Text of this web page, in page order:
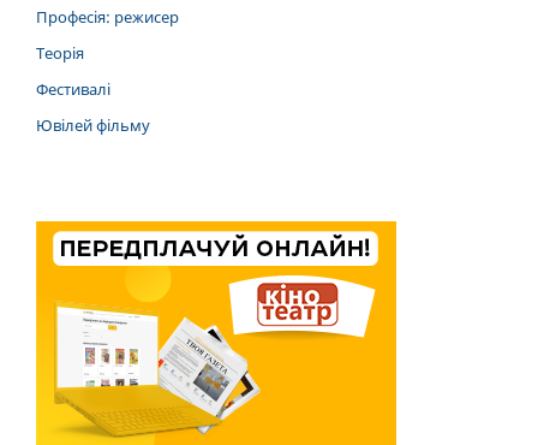
Професія: режисер
Теорія
Фестивалі
Ювілей фільму